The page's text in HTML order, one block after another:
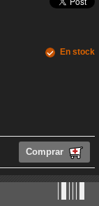
En stock
Comprar